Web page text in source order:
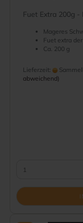
Fuet Extra 200g -
Mageres
Fuet extra
Ca. 200 g
Lieferzeit:
abweichend)